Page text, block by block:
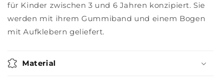
für Kinder zwischen 3 und 6 Jahren konzipiert. Sie
werden mit ihrem Gummiband und einem Bogen
mit Aufklebern geliefert.
Material